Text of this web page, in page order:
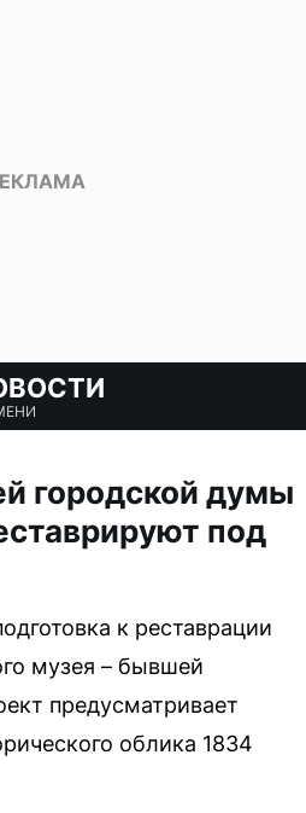
городской думы
под
к реставрации
музея – бывшей
предусматривает
облика 1834